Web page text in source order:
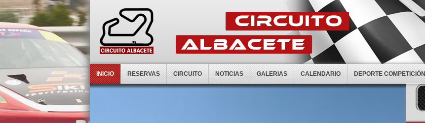
INICIO RESERVAS CIRCUITO NOTICIAS GALERIAS CALENDARIO DEPORTE COMPETICIÓN